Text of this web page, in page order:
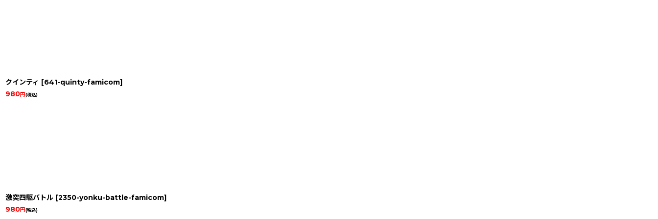
クインティ [641-quinty-famicom]
980円(税込)
激突四駆バトル [2350-yonku-battle-famicom]
980円(税込)